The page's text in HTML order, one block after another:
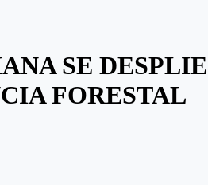
SE
FORESTAL